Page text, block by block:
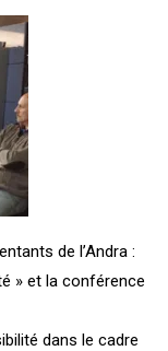
de l’Andra :
» et la conférence
dans le cadre